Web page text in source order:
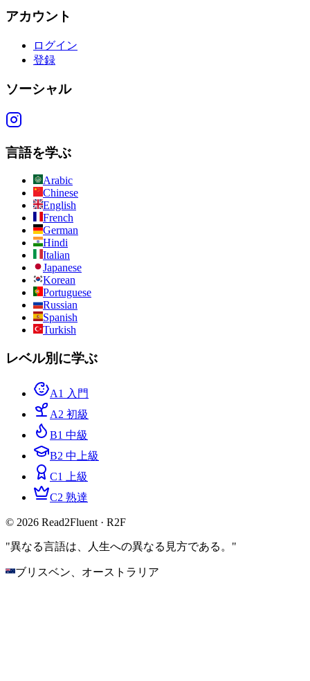
アカウント
ログイン
登録
ソーシャル
言語を学ぶ
Arabic
Chinese
English
French
German
Hindi
Italian
Japanese
Korean
Portuguese
Russian
Spanish
Turkish
レベル別に学ぶ
A1 入門
A2 初級
B1 中級
B2 中上級
C1 上級
C2 熟達
© 2026 Read2Fluent · R2F
"異なる言語は、人生への異なる見方である。"
ブリスベン、オーストラリア